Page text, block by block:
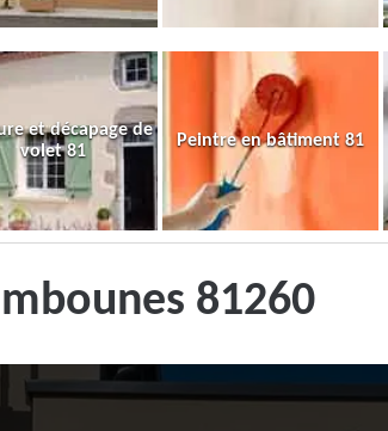
et décapage de
volet 81
Peintre en bâtiment 81
81260